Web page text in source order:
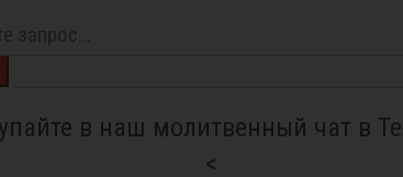
в наш молитвенный чат в
<